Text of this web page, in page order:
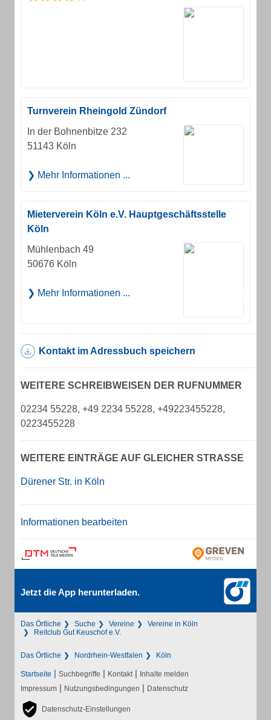
Turnverein Rheingold Zündorf
In der Bohnenbitze 232
51143 Köln
Mehr Informationen ...
Mieterverein Köln e.V. Hauptgeschäftsstelle
Köln
Mühlenbach 49
50676 Köln
Mehr Informationen ...
Kontakt im Adressbuch speichern
WEITERE SCHREIBWEISEN DER RUFNUMMER
02234 55228, +49 2234 55228, +49223455228,
0223455228
WEITERE EINTRÄGE AUF GLEICHER STRASSE
Dürener Str. in Köln
Informationen bearbeiten
Jetzt die App herunterladen.
Das Örtliche Suche Vereine
Vereine in Köln
Reitclub Gut Keuschof e.V.
Das Örtliche Nordrhein-Westfalen Köln
Startseite | Suchbegriffe | Kontakt | Inhalte melden
Impressum | Nutzungsbedingungen | Datenschutz
Datenschutz-Einstellungen